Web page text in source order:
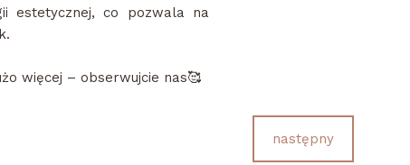
estetycznej, co pozwala na
więcej – obserwujcie nas🥰
następny